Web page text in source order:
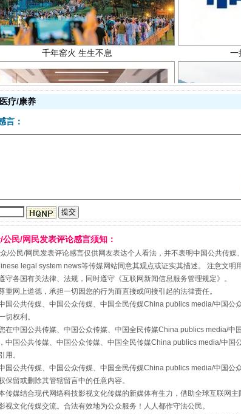
受贿1.44亿！段成刚被判无期
疗/康养
言：
公民/网民发表评论感言须知：
/公民/网民发表评论感言仅供网友表达个人看法，并不表明中国公共传
legal system news等传媒网站同意其观点或证实其描述。 注意文明
守各国有关法律、法规，同时遵守《互联网新闻信息服务管理规定》。
重网上道德，承担一切因您的行为而直接或间接引起的法律责任。
国公共传媒、中国公众传媒、中国全民传媒China publics media/中国
切权利。
在中国公共传媒、中国公众传媒、中国全民传媒China publics media/
中国公共传媒、中国公众传媒、中国全民传媒China publics media/中
用。
国公共传媒、中国公众传媒、中国全民传媒China publics media/中国
保留或删除其管辖留言中的任意内容。
传媒结合现代网络科技影视文化传媒的新媒体有生力，借助全球互联网
视文化传媒交流。合法有效地为公众服务！人人都作守法公民。